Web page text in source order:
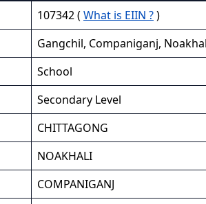
107342 ( What is EIIN ?)
Gangchil, Companiganj,
School
Secondary Level
CHITTAGONG
NOAKHALI
COMPANIGANJ